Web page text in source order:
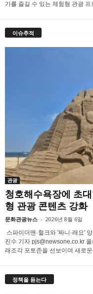
가를 즐길 수 있는 체험형 관광
이슈추적
관광
청호해수욕장에 초
형 관광 콘텐츠 강화
문화관광뉴스 - 2026년 8월 6일
스파이더맨·헐크와 '짜니·래요'
진수 기자 pjs@newsone.co.kr
래조각 포토존을 선보이며 새로
정책을 듣는다